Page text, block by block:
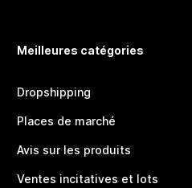
Meilleures catégories
Dropshipping
Places de marché
Avis sur les produits
Ventes incitatives et lots